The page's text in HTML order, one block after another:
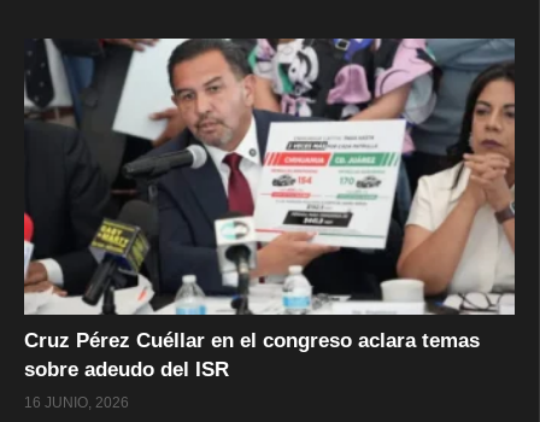
Cruz Pérez Cuéllar en el congreso aclara temas
sobre adeudo del ISR
16 JUNIO, 2026